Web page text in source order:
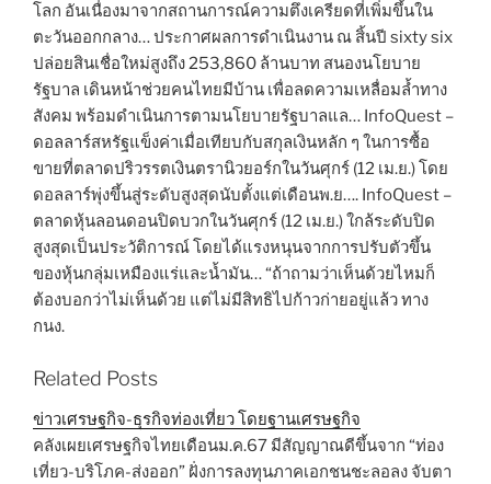
โลก อันเนื่องมาจากสถานการณ์ความตึงเครียดที่เพิ่มขึ้นใน
ตะวันออกกลาง… ประกาศผลการดำเนินงาน ณ สิ้นปี sixty six
ปล่อยสินเชื่อใหม่สูงถึง 253,860 ล้านบาท สนองนโยบาย
รัฐบาล เดินหน้าช่วยคนไทยมีบ้าน เพื่อลดความเหลื่อมล้ำทาง
สังคม พร้อมดำเนินการตามนโยบายรัฐบาลแล… InfoQuest –
ดอลลาร์สหรัฐแข็งค่าเมื่อเทียบกับสกุลเงินหลัก ๆ ในการซื้อ
ขายที่ตลาดปริวรรตเงินตรานิวยอร์กในวันศุกร์ (12 เม.ย.) โดย
ดอลลาร์พุ่งขึ้นสู่ระดับสูงสุดนับตั้งแต่เดือนพ.ย…. InfoQuest –
ตลาดหุ้นลอนดอนปิดบวกในวันศุกร์ (12 เม.ย.) ใกล้ระดับปิด
สูงสุดเป็นประวัติการณ์ โดยได้แรงหนุนจากการปรับตัวขึ้น
ของหุ้นกลุ่มเหมืองแร่และน้ำมัน… “ถ้าถามว่าเห็นด้วยไหมก็
ต้องบอกว่าไม่เห็นด้วย แต่ไม่มีสิทธิไปก้าวก่ายอยู่แล้ว ทาง
กนง.
Related Posts
ข่าวเศรษฐกิจ-ธุรกิจท่องเที่ยว โดยฐานเศรษฐกิจ
คลังเผยเศรษฐกิจไทยเดือนม.ค.67 มีสัญญาณดีขึ้นจาก “ท่อง
เที่ยว-บริโภค-ส่งออก” ฝั่งการลงทุนภาคเอกชนชะลอลง จับตา